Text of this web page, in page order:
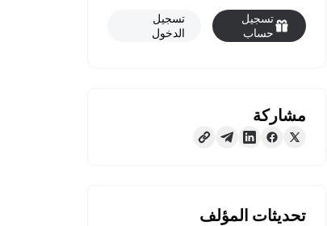
تسجيل
حساب
تسجيل
الدخول
مشاركة
تحديثات المؤلف